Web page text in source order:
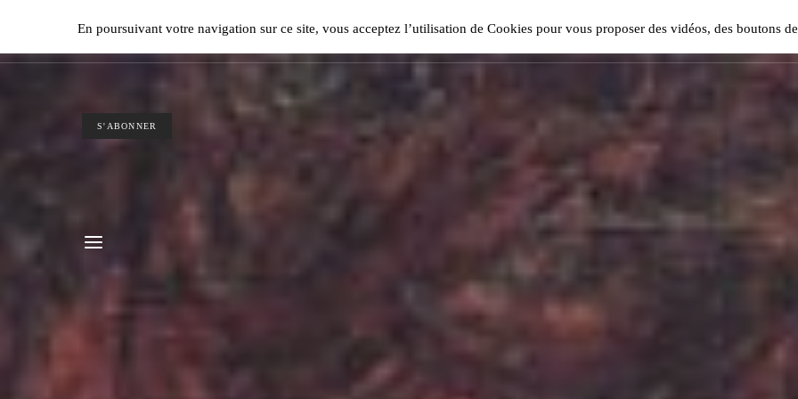
Please install and activate Powerkit plugin from Appearance →
S'ABONNER
En poursuivant votre navigation sur ce site, vous acceptez l’utilisation de Cookies pour vous proposer des vidéos, des boutons